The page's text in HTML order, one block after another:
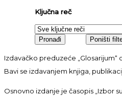
Ključna reč
Izdavačko preduzeće „Glosarijum“
Bavi se izdavanjem knjiga,
Osnovno izdanje je časopis „Izbor